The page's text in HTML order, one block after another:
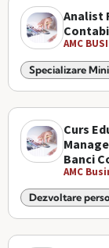
Analist
AMC
Specializare
Curs
Banci
AMC
Dezvoltare